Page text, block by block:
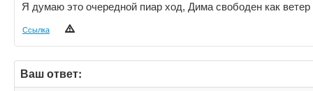
Я думаю это очередной пиар ход, Дима свободен как
Ссылка
Ваш ответ: